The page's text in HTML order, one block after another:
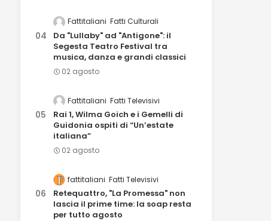
Fattitaliani Fatti Culturali
Da "Lullaby" ad "Antigone": il
Segesta Teatro Festival tra
musica, danza e grandi classici
02 agosto
Fattitaliani Fatti Televisivi
Rai 1, Wilma Goich e i Gemelli di
Guidonia ospiti di “Un’estate
italiana”
02 agosto
fattitaliani Fatti Televisivi
Retequattro, "La Promessa" non
lascia il prime time: la soap resta
per tutto agosto